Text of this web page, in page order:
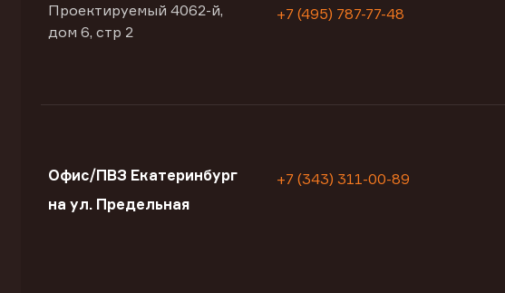
Проектируемый 4062-й,
дом 6, стр 2
+7 (495) 787-77-48
Офис/ПВЗ Екатеринбург
на ул. Предельная
+7 (343) 311-00-89